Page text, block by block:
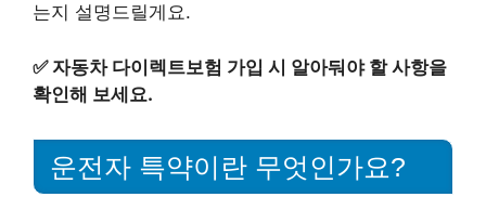
는지 설명드릴게요.
✅ 자동차 다이렉트보험 가입 시 알아둬야 할 사항을
확인해 보세요.
운전자 특약이란 무엇인가요?